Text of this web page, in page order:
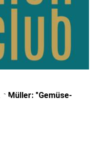
Müller: "Gemüse-